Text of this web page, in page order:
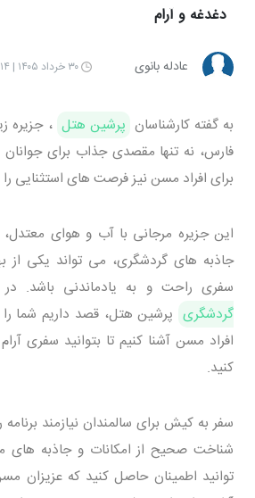
دغدغه و آرام
عادله بانوی ۳۰ خرداد ۱۴۰۵ | ۱۵:۱۴
به گفته کارشناسان پرشین هتل ، جزیره
فارس، نه تنها مقصدی جذاب برای جوانان
برای افراد مسن نیز فرصت های استثنایی
این جزیره مرجانی با آب و هوای
جاذبه های گردشگری، می تواند یکی از
سفری راحت و به یادماندنی باشد.
گردشگری پرشین هتل، قصد داریم شما
افراد مسن آشنا کنیم تا بتوانید سفری
کنید.
سفر به کیش برای سالمندان نیازمند
شناخت صحیح از امکانات و جاذبه های
توانید اطمینان حاصل کنید که عزیزان